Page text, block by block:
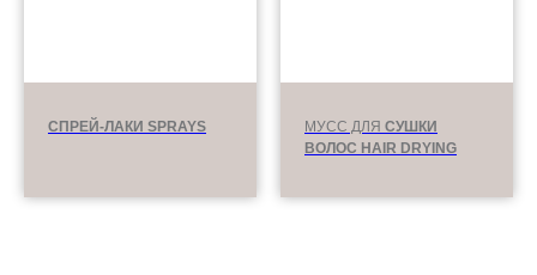
СПРЕЙ-ЛАКИ SPRAYS МУСС ДЛЯ СУШКИ
ВОЛОС HAIR DRYING